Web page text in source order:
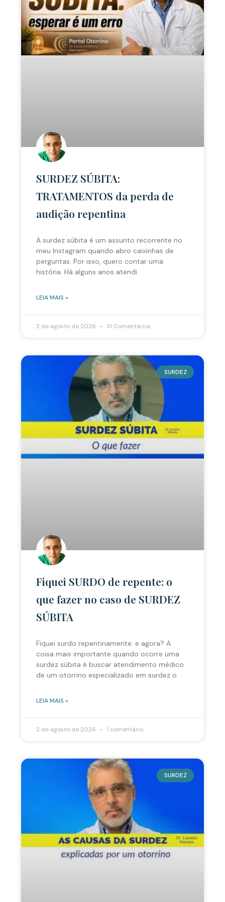
SURDEZ SÚBITA:
TRATAMENTOS da perda de
audição repentina
A surdez súbita é um assunto recorrente no
meu Instagram quando abro caixinhas de
perguntas. Por isso, quero contar uma
história. Há alguns anos atendi
LEIA MAIS »
2 de agosto de 2026 31 Comentários
SURDEZ
Fiquei SURDO de repente: o
que fazer no caso de SURDEZ
SÚBITA
Fiquei surdo repentinamente: e agora? A
coisa mais importante quando ocorre uma
surdez súbita é buscar atendimento médico
de um otorrino especializado em surdez o
LEIA MAIS »
2 de agosto de 2026 1 comentário
SURDEZ